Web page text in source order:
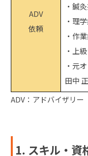
ADV
依頼
・鍼
・理
・作
・上
・元
田中
ADV：アドバイザリー
1. スキル・資